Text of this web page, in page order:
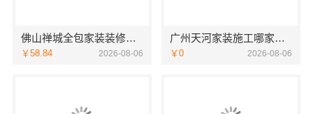
佛山禅城全包家装装修雅居美家省心之选
￥58.84 2026-08-06
广州天河家装施工哪家专业新房精匠饰家全屋整装
￥0 2026-08-06